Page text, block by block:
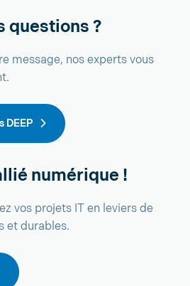
questions ?
message, nos experts vous
DEEP
numérique !
vos projets IT en leviers de
et durables.